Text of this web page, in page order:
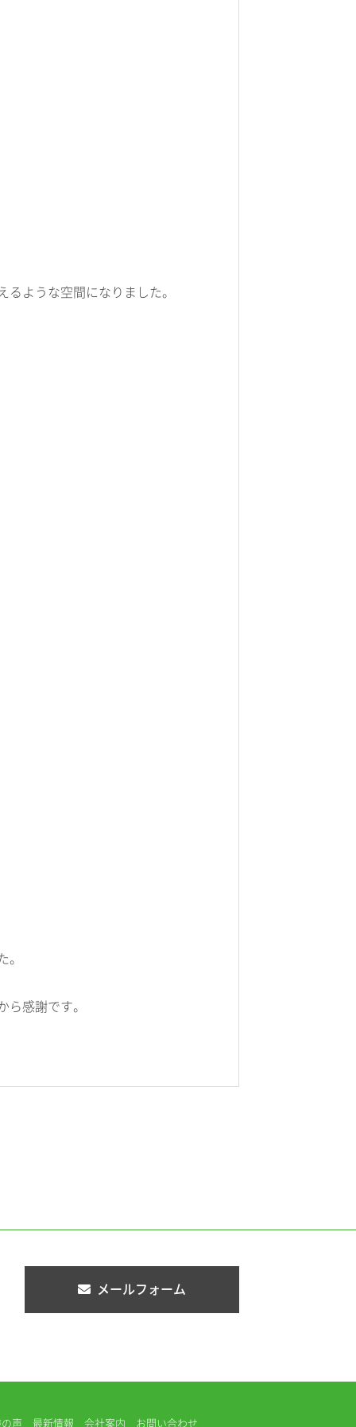
ような空間になりました。
感謝です。
メールフォーム
声 最新情報 会社案内 お問い合わせ